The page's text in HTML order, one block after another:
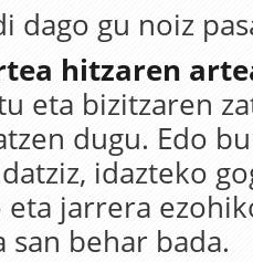
dago gu noiz
hitzaren
eta bizitzaren
dugu. Edo
idazteko
eta jarrera
san behar bada.